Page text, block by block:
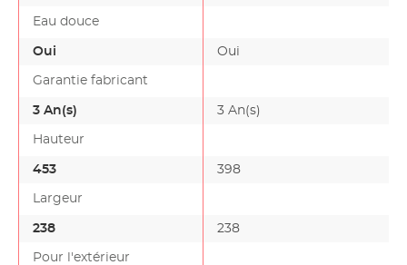
Eau douce
Oui Oui
Garantie fabricant
3 An(s) 3 An(s)
Hauteur
453 398
Largeur
238 238
Pour l'extérieur